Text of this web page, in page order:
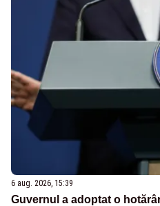
6 aug. 2026, 15:39
Guvernul a adoptat o